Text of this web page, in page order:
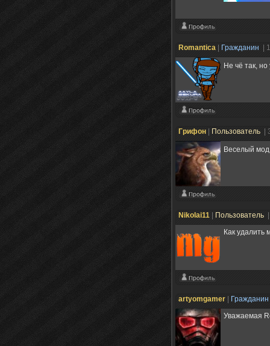
Romantica | Гражданин |
Не чё так,
Грифон | Пользователь |
Веселый
Nikolai11 | Пользователь
Как удалить
artyomgamer | Гражданин
Уважаемая